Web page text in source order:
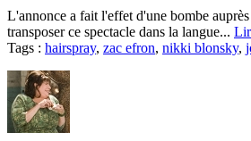
L'annonce a fait l'effet d'une bombe
transposer ce spectacle dans la langue...
Tags : hairspray, zac efron, nikki blonsky,